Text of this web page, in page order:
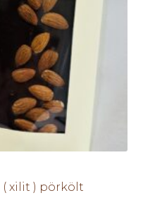
( xilit ) pörkölt